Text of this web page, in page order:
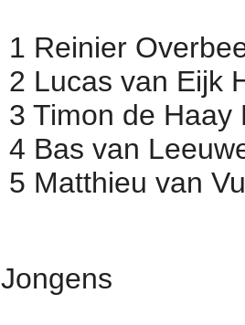
1 Reinier
2 Lucas van Eijk
3 Timon de Haay
4 Bas van
5 Matthieu van
Jongens